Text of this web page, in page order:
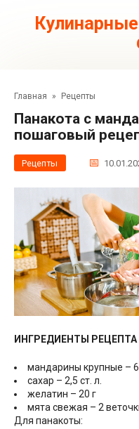
контенту
Главная » Рецепты
Панакота с мандариновым желе,
пошаговый
Рецепты
ИНГРЕДИЕНТЫ РЕЦЕПТА
мандарины крупные –
сахар – 2,5 ст. л.
желатин – 20 г
мята свежая – 2
Для панакоты: